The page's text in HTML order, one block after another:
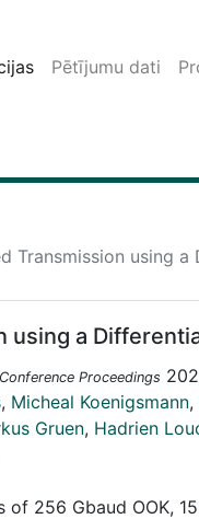
Pētījumu dati
Transmission using a
a
Proceedings
, Micheal Koenigsmann,
Gruen, Hadrien
256 Gbaud OOK,